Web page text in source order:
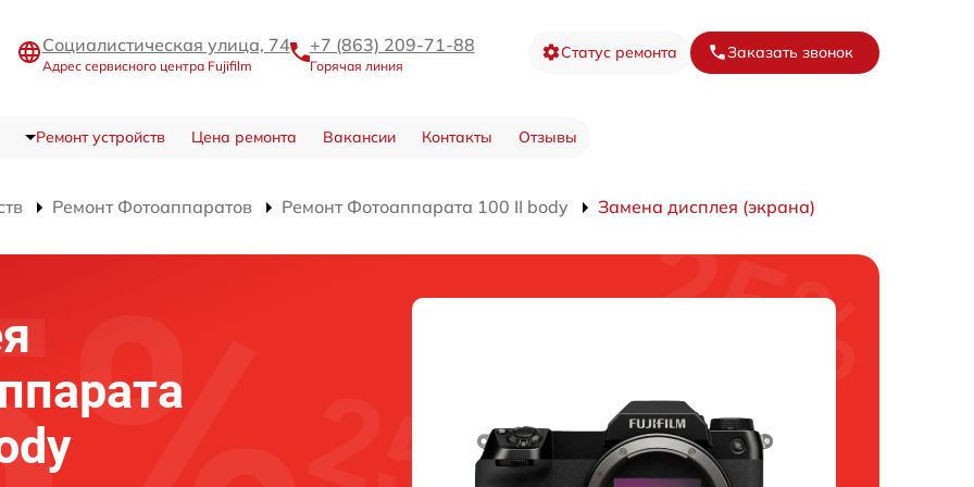
Социалистическая улица, 74
Адрес сервисного центра Fujifilm
+7 (863) 209-71-88
Горячая линия
Статус ремонта Заказать звонок
Ремонт устройств Цена ремонта Вакансии Контакты Отзывы
Ремонт Фотоаппаратов Ремонт Фотоаппарата 100 II body Замена дисплея (экрана)